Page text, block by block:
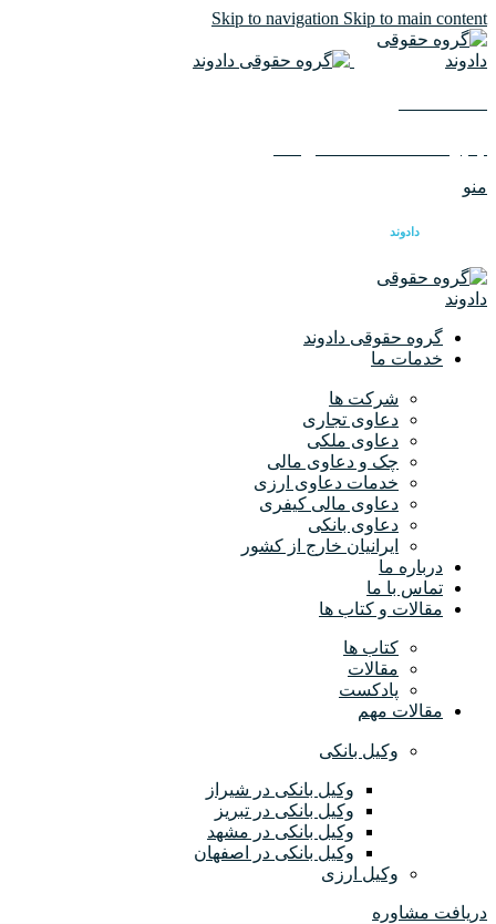
Skip to navigation Skip to main content
منو
دادوند
گروه حقوقی دادوند
خدمات ما
شرکت ها
دعاوی تجاری
دعاوی ملکی
چک و دعاوی مالی
خدمات دعاوی ارزی
دعاوی مالی کیفری
دعاوی بانکی
ایرانیان خارج از کشور
درباره ما
تماس با ما
مقالات و کتاب ها
کتاب ها
مقالات
پادکست
مقالات مهم
وکیل بانکی
وکیل بانکی در شیراز
وکیل بانکی در تبریز
وکیل بانکی در مشهد
وکیل بانکی در اصفهان
وکیل ارزی
دریافت مشاوره